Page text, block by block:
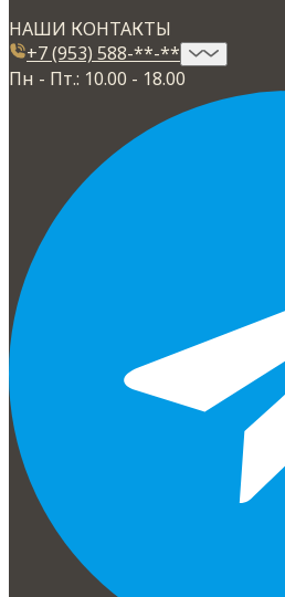
НАШИ КОНТАКТЫ
+7 (953) 588-**-**
Пн - Пт.: 10.00 - 18.00